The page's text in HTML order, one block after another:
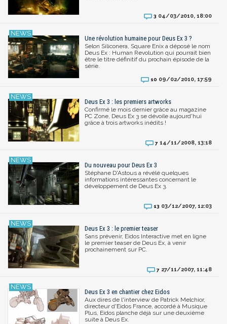
3 04/03/2010, 18:00
Une révolution humaine pour Deus Ex 3 ?
Selon Siliconera, Square Enix a déposé le nom
Deus Ex : Human Revolution qui pourrait bien
être le titre définitif du prochain épisode de la
série.
10 09/02/2010, 17:59
Deus Ex 3 : les premiers artworks
Confirmé le mois dernier grâce au magazine
PC Zone, Deus Ex 3 se dévoile aujourd'hui
grâce à trois artworks inédits !
7 14/11/2008, 13:18
Du nouveau pour Deus Ex 3
Stéphane D'Astous a révélé quelques
informations intéressantes concernant le
développement de Deus Ex 3.
13 03/12/2007, 12:03
Deus Ex 3 : le premier teaser
Sans prévenir, Eidos Interactive met en ligne
le premier teaser de Deus Ex, à venir
prochainement sur PC.
7 27/11/2007, 11:48
Deus Ex 3 en chantier chez Eidos
Aux dires de l'interview de Patrick Melchior,
directeur d'Eidos France, accordé à Musique
Plus, Eidos planche déjà sur une deuxième
suite à Deus Ex.